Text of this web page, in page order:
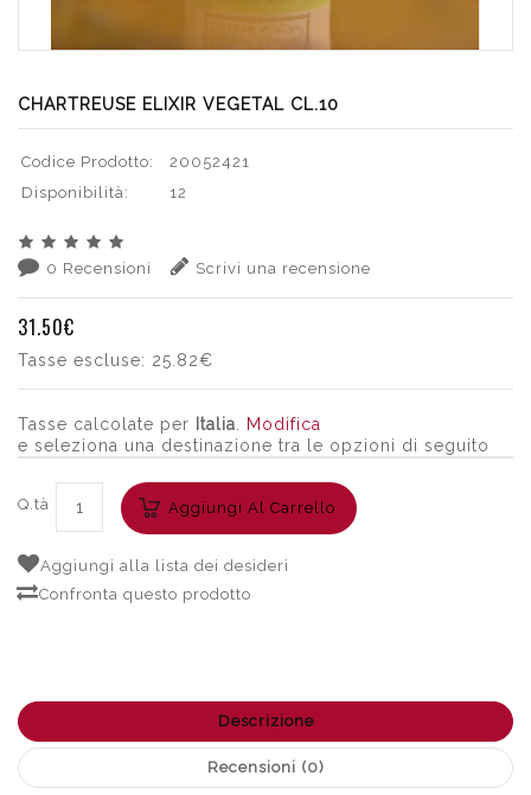
CHARTREUSE ELIXIR VEGETAL CL.10
Codice Prodotto:
20052421
Disponibilità:
12
0 Recensioni Scrivi una recensione
31.50€
Tasse escluse: 25.82€
Tasse calcolate per Italia
Modifica
e seleziona una destinazione tra le opzioni di seguito
Q.tà Aggiungi Al Carrello
Aggiungi alla lista dei desideri
Confronta questo prodotto
Descrizione
Recensioni (0)